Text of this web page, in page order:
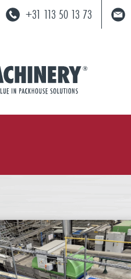
+31 113 50 13 73